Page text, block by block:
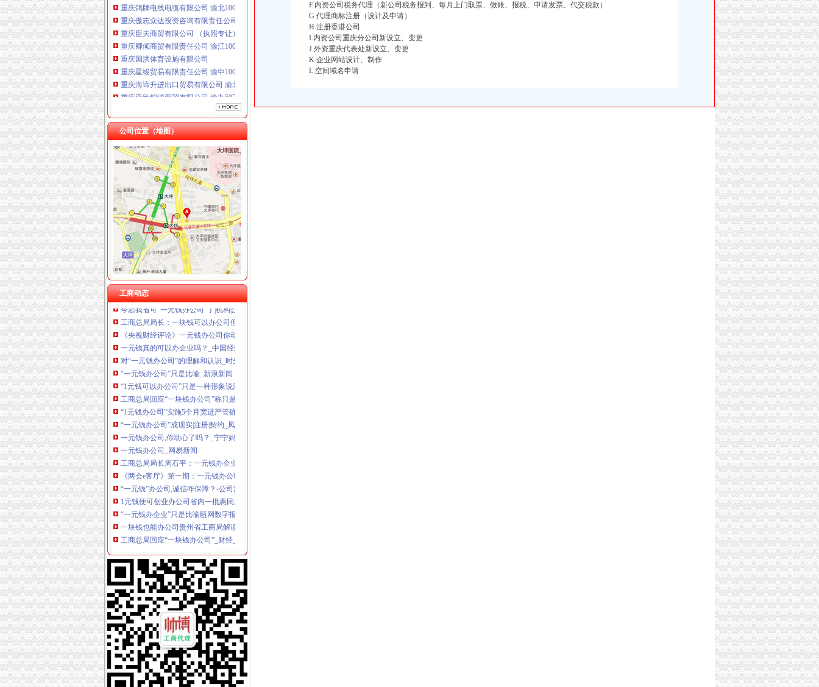
重庆傲志众达投资咨询有限责任公司 渝九1000万 （增资）
重庆臣夫商贸有限公司 （执照专让）
重庆卿倾商贸有限责任公司 渝江100万 （工商注册）
重庆国洪体育设施有限公司
重庆星竣贸易有限责任公司 渝中100万 （进出口权）
重庆海谛升进出口贸易有限公司 渝北100万 （进出口权）
重庆奕欣锦诚商贸有限公司 渝九50万 （工商注册）
重庆信同广告有限公司 渝沙50万 （工商注册）
重庆三虹房地产营销策划有限公司
重庆宝鹰汽车销售有限公司
公司位置（地图）
工商动态
如何一元钱办公司
河南：农民工创业“一元钱”就能创办企_创业聚合信息_开店之家
一元钱办公司成都工商登记创新高_城市综合_成都企业
一元钱是否可以办公司？【今日推荐网-郑州工商/税务/财务】
“一元钱办公司”的“轻”与“重”(图)-搜狐滚动
“一元钱办公司”不是梦了(图)-搜狐滚动
“一元钱”都能办公司？降低“门槛”激励创业人-德州社会-德
“一元钱办公司”成现实(图)_网易新闻
今起我省可“一元钱办公司”了|机构|注册_凤凰财经
工商总局局长：一块钱可以办公司但如何经营？_网易新闻
《央视财经评论》一元钱办公司你动心了吗?_经济_央
一元钱真的可以办企业吗？_中国经济网——国家经济门户
对“一元钱办公司”的理解和认识_时光不老-初心不忘_新浪博客
“一元钱办公司”只是比喻_新浪新闻
“1元钱可以办公司”只是一种形象说法__新浪博客
工商总局回应“一块钱办公司”称只是“形象比喻”_经济_央视网
“1元钱办公司”实施5个月宽进严管确保系统诚信建设_中国经济网—
“一元钱办公司”成现实|注册|契约_凤凰财经
一元钱办公司,你动心了吗？_宁宁妈咪_天涯问答_天涯社区
一元钱办公司_网易新闻
工商总局局长周石平：一元钱办企业只是比喻|企业|工商总局|周石平_
《两会e客厅》第一期：一元钱办公司可能吗？--人民电视--人民网
“一元钱”办公司,诚信咋保障？-公司法-维权频道-中工网
1元钱便可创业办公司省内一批惠民新政今起正式实施__万家热线-安徽
“一元钱办企业”只是比喻瓯网数字报-温州日报数字报-温州日报电子
一块钱也能办公司贵州省工商局解读注册资本登记制度改革|股东|注册_
工商总局回应“一块钱办公司”_财经_腾讯网
张茅谈怎样面对一块钱办公司和10亿元注册公司-世界服装鞋帽网-行业
青岛注册资本登记改革在即一元钱办公司成为现实_齐鲁原创_山东新
工商总局：一块钱办公司是比喻不花钱办公司不可能_中国江苏网
自贸区可实现“一元钱办公司”_新浪新闻
工商总局局长：“一块钱办公司”只是个比喻_网易新闻
张茅回应“一块钱办公司”：不花钱办公司不可能_金羊网理财
“一块钱可办公司只是形象比喻”工商总局：完全不花钱办公司不可能
济南放宽工商登记准入“一元钱办公司”成为可能_齐鲁原创_山东新
1元钱办企业没那么容易一年各项费用近2万-理财频道-和讯网
15条新税服务下哪些产业园可一元钱办公司？-产业园区新闻-搜狐焦点网
“一元钱办企业”只是比喻_中国江苏网
湖北将统一启用新版营业执照一元钱也能办公司-中新网
F.内资公司税务代理（新公司税务报到、每月上门取票、做账、报税、申请发票、代交税款）
G.代理商标注册（设计及申请）
H.注册香港公司
I.内资公司重庆分公司新设立、变更
J.外资重庆代表处新设立、变更
K.企业网站设计、制作
L.空间域名申请